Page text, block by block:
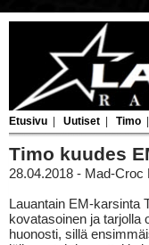
Etusivu Uutiset Timo
Timo kuudes
28.04.2018 - Mad-Croc
Lauantain EM-karsinta
kovatasoinen ja tarjolla
huonosti, sillä